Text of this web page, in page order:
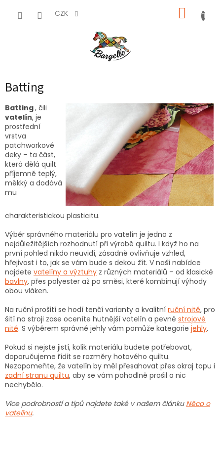
CZK
Batting
Batting, čili
vatelín, je
prostřední
vrstva
patchworkové
deky – ta část,
která dělá quilt
příjemně teplý,
měkký a dodává
mu
charakteristickou plasticitu.
Výběr správného materiálu pro vatelín je jedno z
nejdůležitějších rozhodnutí při výrobě quiltu. I když ho na
první pohled nikdo neuvidí, zásadně ovlivňuje vzhled,
hřejivost i to, jak se vám bude s dekou žít. V naší nabídce
najdete vatelíny a výztuhy z různých materiálů – od klasické
bavlny, přes polyester až po směsi, které kombinují výhody
obou vláken.
Na ruční prošití se hodí tenčí varianty a kvalitní ruční nitě, pro
šití na stroji zase oceníte hutnější vatelín a pevné strojové
nitě. S výběrem správné jehly vám pomůže kategorie jehly.
Pokud si nejste jistí, kolik materiálu budete potřebovat,
doporučujeme řídit se rozměry hotového quiltu.
Nezapomeňte, že vatelín by měl přesahovat přes okraj topu i
zadní stranu quiltu, aby se vám pohodlně prošil a nic
nechybělo.
Více podrobností a tipů najdete také v našem článku Něco o
vatelínu.